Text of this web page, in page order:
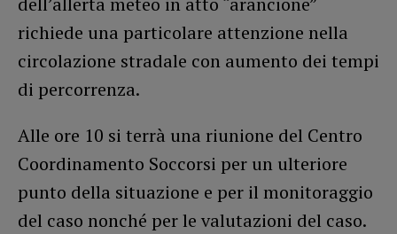
richiede una particolare attenzione nella
circolazione stradale con aumento dei tempi
di percorrenza.
Alle ore 10 si terrà una riunione del Centro
Coordinamento Soccorsi per un ulteriore
punto della situazione e per il monitoraggio
del caso nonché per le valutazioni del caso.